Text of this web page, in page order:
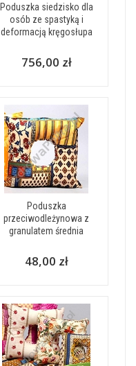
Poduszka siedzisko dla
osób ze spastyką i
deformacją kręgosłupa
756,00 zł
Poduszka
przeciwodleżynowa z
granulatem średnia
48,00 zł